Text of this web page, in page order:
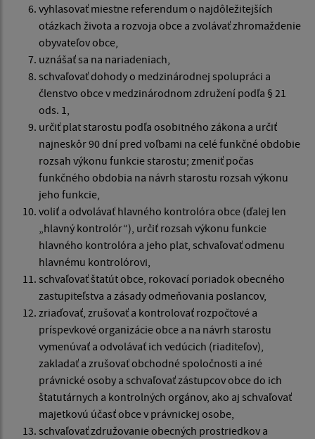
vyhlasovať miestne referendum o najdôležitejších
otázkach života a rozvoja obce a zvolávať zhromaždenie
obyvateľov obce,
uznášať sa na nariadeniach,
schvaľovať dohody o medzinárodnej spolupráci a
členstvo obce v medzinárodnom združení podľa § 21
ods. 1,
určiť plat starostu podľa osobitného zákona a určiť
najneskôr 90 dní pred voľbami na celé funkčné obdobie
rozsah výkonu funkcie starostu; zmeniť počas
funkčného obdobia na návrh starostu rozsah výkonu
jeho funkcie,
voliť a odvolávať hlavného kontrolóra obce (ďalej len
„hlavný kontrolór“), určiť rozsah výkonu funkcie
hlavného kontrolóra a jeho plat, schvaľovať odmenu
hlavnému kontrolórovi,
schvaľovať štatút obce, rokovací poriadok obecného
zastupiteľstva a zásady odmeňovania poslancov,
zriaďovať, zrušovať a kontrolovať rozpočtové a
príspevkové organizácie obce a na návrh starostu
vymenúvať a odvolávať ich vedúcich (riaditeľov),
zakladať a zrušovať obchodné spoločnosti a iné
právnické osoby a schvaľovať zástupcov obce do ich
štatutárnych a kontrolných orgánov, ako aj schvaľovať
majetkovú účasť obce v právnickej osobe,
schvaľovať združovanie obecných prostriedkov a